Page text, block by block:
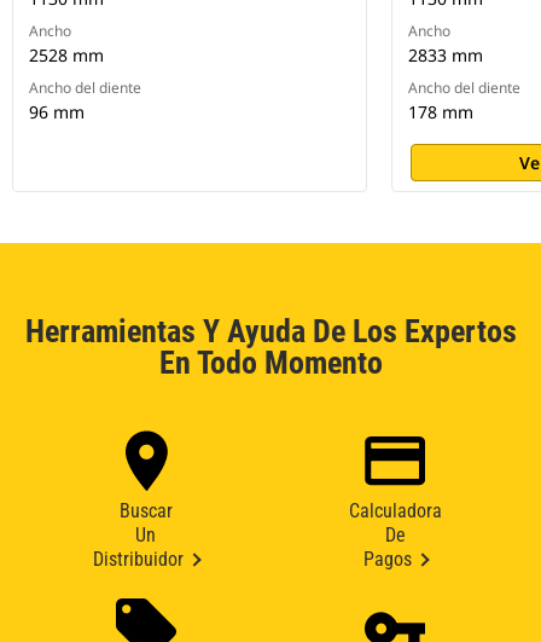
Ancho
2528 mm
Ancho del diente
96 mm
Ancho
2833 mm
Ancho del diente
178 mm
Herramientas Y Ayuda De Los Expertos
En Todo Momento
Buscar
Un
Distribuidor
Calculadora
De
Pagos